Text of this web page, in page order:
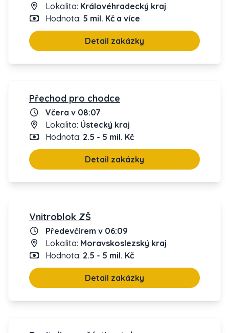
Lokalita: Královéhradecký kraj
Hodnota: 5 mil. Kč a více
Detail zakázky
Přechod pro chodce
Včera v 08:07
Lokalita: Ústecký kraj
Hodnota: 2.5 - 5 mil. Kč
Detail zakázky
Vnitroblok ZŠ
Předevčírem v 06:09
Lokalita: Moravskoslezský kraj
Hodnota: 2.5 - 5 mil. Kč
Detail zakázky